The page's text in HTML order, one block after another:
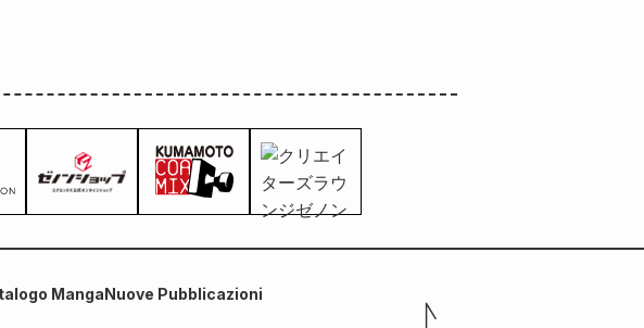
MangaNuove Pubblicazioni